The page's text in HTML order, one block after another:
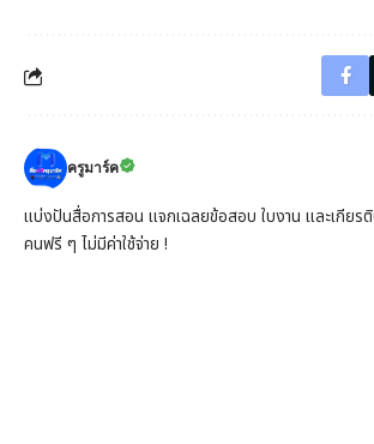
ครูมาร์ค
แบ่งปันสื่อการสอน แจกเฉลยข้อสอบ ใบงาน และเกียร
คนฟรี ๆ ไม่มีค่าใช้จ่าย !